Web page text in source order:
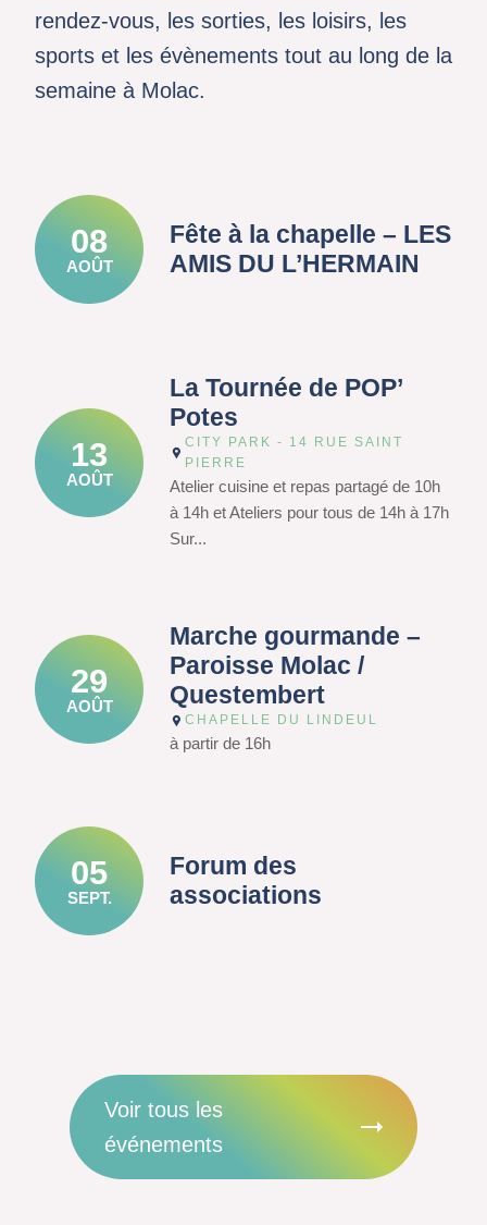
rendez-vous, les sorties, les loisirs, les
sports et les évènements tout au long de la
semaine à Molac.
08
AOÛT
Fête à la chapelle – LES
AMIS DU L’HERMAIN
13
AOÛT
La Tournée de POP’
Potes
CITY PARK - 14 RUE SAINT
PIERRE
Atelier cuisine et repas partagé de 10h
à 14h et Ateliers pour tous de 14h à 17h
Sur...
29
AOÛT
Marche gourmande –
Paroisse Molac /
Questembert
CHAPELLE DU LINDEUL
à partir de 16h
05
SEPT.
Forum des
associations
Voir tous les
événements